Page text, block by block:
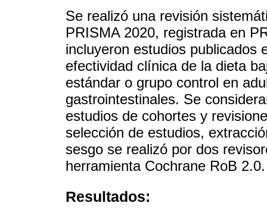
Se realizó una revisión
PRISMA 2020, registrada en
incluyeron estudios publicados
efectividad clínica de la dieta
estándar o grupo control en
gastrointestinales. Se
estudios de cohortes y
selección de estudios,
sesgo se realizó por dos
herramienta Cochrane RoB 2.0.
Resultados: